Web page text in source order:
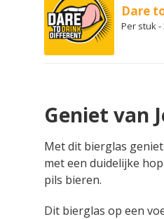
Dare
Per stuk -
Geniet van
Met dit bierglas
met een duidelijke
pils bieren.
Dit bierglas op een